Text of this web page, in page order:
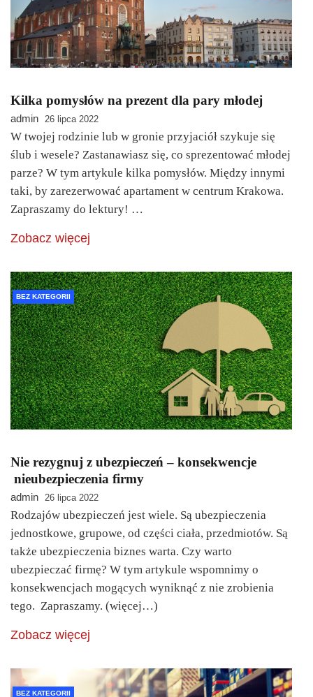
Kilka pomysłów na prezent dla pary młodej
admin 26 lipca 2022
W twojej rodzinie lub w gronie przyjaciół szykuje się
ślub i wesele? Zastanawiasz się, co sprezentować młodej
parze? W tym artykule kilka pomysłów. Między innymi
taki, by zarezerwować apartament w centrum Krakowa.
Zapraszamy do lektury! …
Zobacz więcej
BEZ KATEGORII
Nie rezygnuj z ubezpieczeń – konsekwencje
nieubezpieczenia firmy
admin 26 lipca 2022
Rodzajów ubezpieczeń jest wiele. Są ubezpieczenia
jednostkowe, grupowe, od części ciała, przedmiotów. Są
także ubezpieczenia biznes warta. Czy warto
ubezpieczać firmę? W tym artykule wspomnimy o
konsekwencjach mogących wyniknąć z nie zrobienia
tego. Zapraszamy. (więcej…)
Zobacz więcej
BEZ KATEGORII